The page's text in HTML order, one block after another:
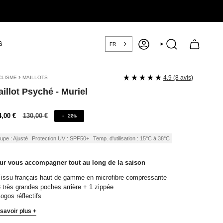
FR COMPTE RECHERCHE
› MAILLOTS
Psyché - Muriel
4.9 (8 avis)
€
Prix
130,00 € - 20%
: Ajusté Protection UV : SPF50+ Temp. d'utilisation : 15°C à 38°C
vous accompagner tout au long de la saison
français haut de gamme en microfibre compressante
très grandes poches arrière + 1 zippée
Logos réflectifs
plus +